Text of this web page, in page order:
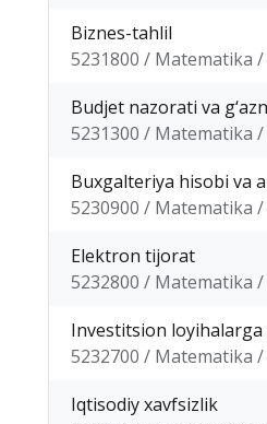
Biznes-tahlil
5231800 / Matematika
Budjet nazorati va
5231300 / Matematika
Buxgalteriya hisobi va
5230900 / Matematika
Elektron tijorat
5232800 / Matematika
Investitsion loyihalarga
5232700 / Matematika
Iqtisodiy xavfsizlik